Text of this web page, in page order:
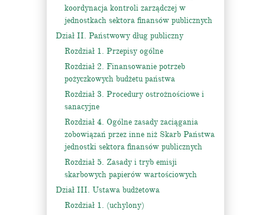
koordynacja kontroli zarządczej w
jednostkach sektora finansów publicznych
Dział II. Państwowy dług publiczny
Rozdział 1. Przepisy ogólne
Rozdział 2. Finansowanie potrzeb
pożyczkowych budżetu państwa
Rozdział 3. Procedury ostrożnościowe i
sanacyjne
Rozdział 4. Ogólne zasady zaciągania
zobowiązań przez inne niż Skarb Państwa
jednostki sektora finansów publicznych
Rozdział 5. Zasady i tryb emisji
skarbowych papierów wartościowych
Dział III. Ustawa budżetowa
Rozdział 1. (uchylony)